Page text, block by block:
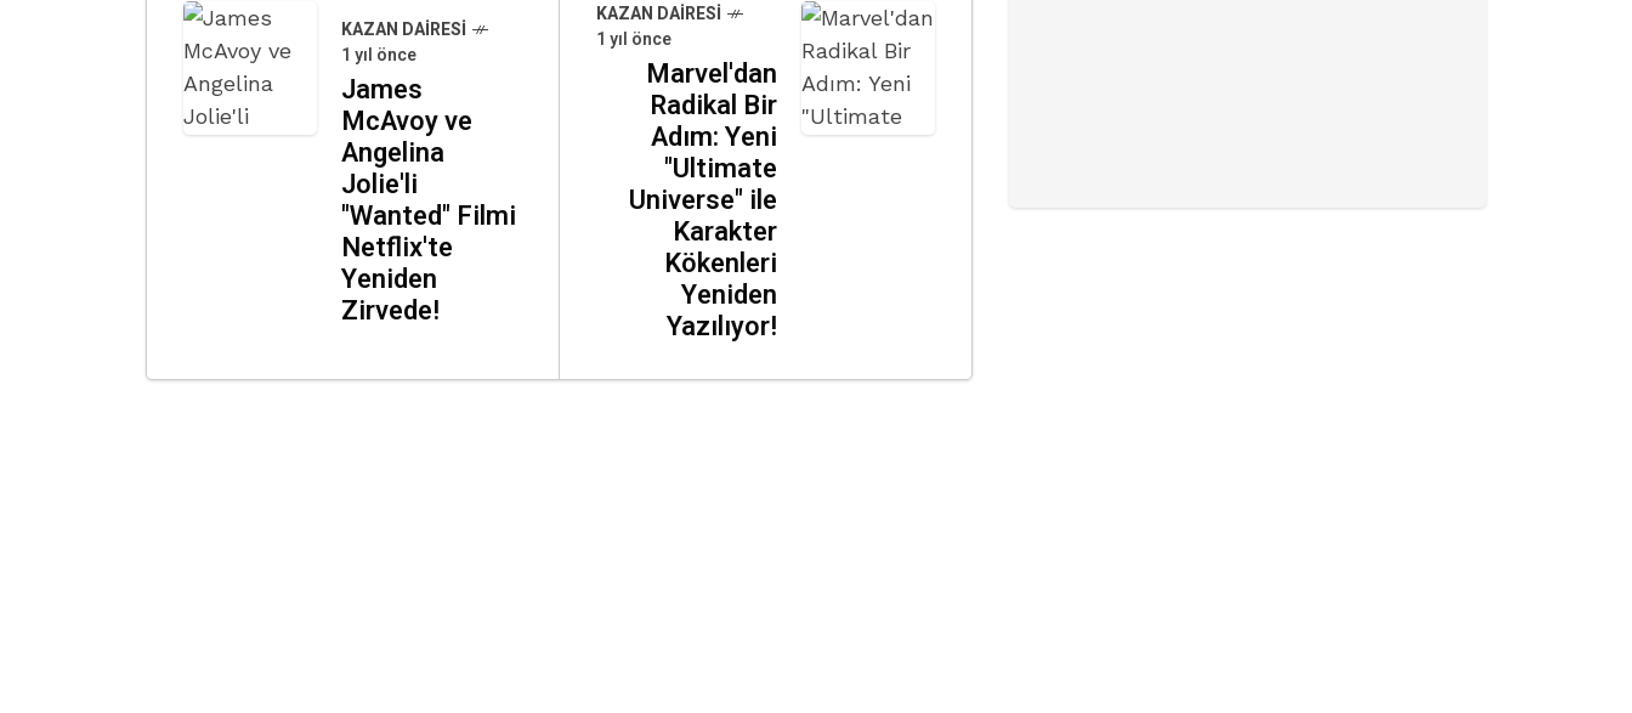
KAZAN DAIRESI
1 yıl önce
James
McAvoy ve
Angelina
Jolie'li
"Wanted" Filmi
Netflix'te
Yeniden
Zirvede!
KAZAN DAIRESI
1 yıl önce
Marvel'dan
Radikal Bir
Adım: Yeni
"Ultimate
Universe" ile
Karakter
Kökenleri
Yeniden
Yazılıyor!